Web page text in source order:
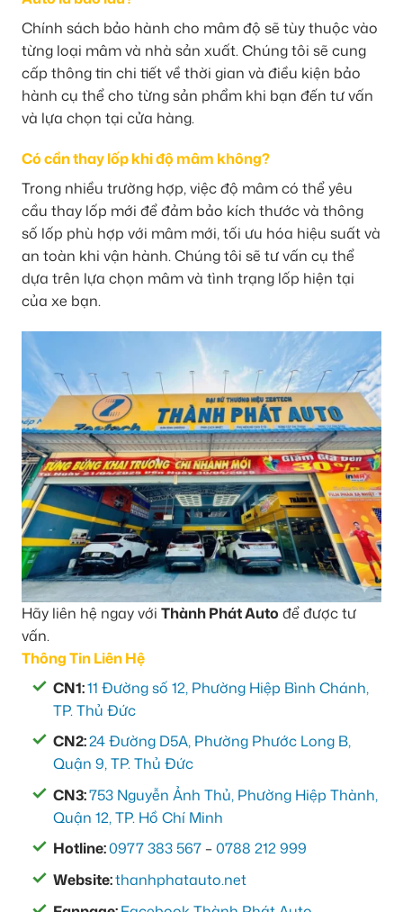
Chính sách bảo hành cho mâm độ sẽ tùy thuộc vào
từng loại mâm và nhà sản xuất. Chúng tôi sẽ cung
cấp thông tin chi tiết về thời gian và điều kiện bảo
hành cụ thể cho từng sản phẩm khi bạn đến tư vấn
và lựa chọn tại cửa hàng.
Có cần thay lốp khi độ mâm không?
Trong nhiều trường hợp, việc độ mâm có thể yêu
cầu thay lốp mới để đảm bảo kích thước và thông
số lốp phù hợp với mâm mới, tối ưu hóa hiệu suất và
an toàn khi vận hành. Chúng tôi sẽ tư vấn cụ thể
dựa trên lựa chọn mâm và tình trạng lốp hiện tại
của xe bạn.
Hãy liên hệ ngay với Thành Phát Auto để được tư
vấn.
Thông Tin Liên Hệ
CN1:11 Đường số 12, Phường Hiệp Bình Chánh,
TP. Thủ Đức
CN2:24 Đường D5A, Phường Phước Long B,
Quận 9, TP. Thủ Đức
CN3:753 Nguyễn Ảnh Thủ, Phường Hiệp Thành,
Quận 12, TP. Hồ Chí Minh
Hotline:0977 383 567 –0788 212 999
Website:thanhphatauto.net